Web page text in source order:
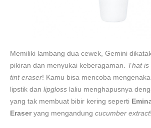
Memiliki lambang dua cewek, Gemini
pikiran dan menyukai keberagaman. That is
tint eraser! Kamu bisa mencoba
lipstik dan lipgloss laliu menghapusnya
yang tak membuat bibir kering seperti
Eraseryang mengandung cucumber extract!